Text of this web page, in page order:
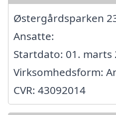
Østergårdsparken
Ansatte:
Startdato: 01. marts
Virksomhedsform:
CVR: 43092014